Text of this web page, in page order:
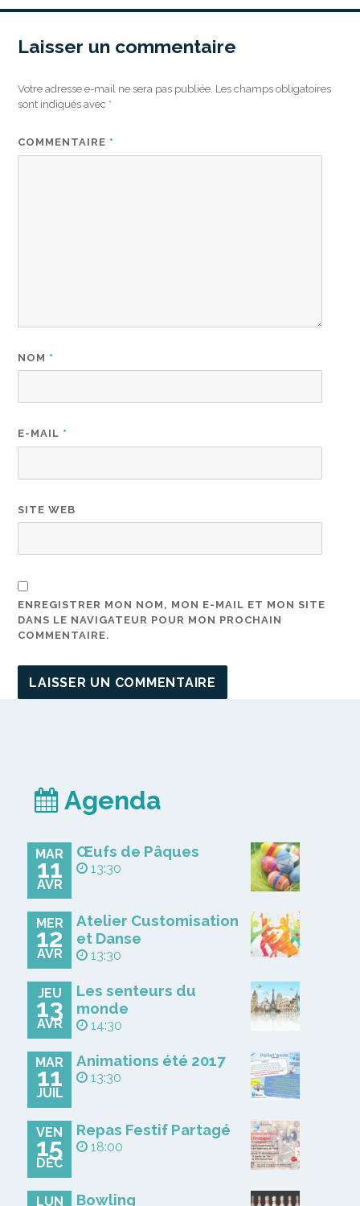
Laisser un commentaire
Votre adresse e-mail ne sera pas publiée. Les champs obligatoires
sont indiqués avec *
COMMENTAIRE *
NOM *
E-MAIL *
SITE WEB
ENREGISTRER MON NOM, MON E-MAIL ET MON SITE
DANS LE NAVIGATEUR POUR MON PROCHAIN
COMMENTAIRE.
Agenda
MAR
11
AVR
Œufs de Pâques
13:30
MER
12
AVR
Atelier Customisation
et Danse
13:30
JEU
13
AVR
Les senteurs du
monde
14:30
MAR
11
JUIL
Animations été 2017
13:30
VEN
15
DÉC
Repas Festif Partagé
18:00
LUN Bowling